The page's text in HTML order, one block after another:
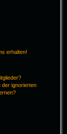
erhalten!
der ignorierten